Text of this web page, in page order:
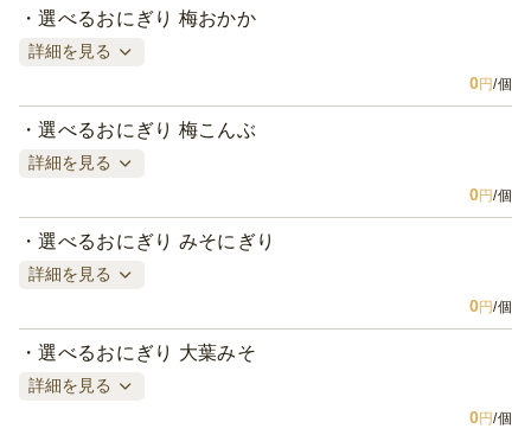
選べるおにぎり 梅おかか
詳細を見る
0円/個
選べるおにぎり 梅こんぶ
詳細を見る
0円/個
選べるおにぎり みそにぎり
詳細を見る
0円/個
選べるおにぎり 大葉みそ
詳細を見る
0円/個